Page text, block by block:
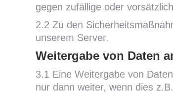
gegen zufällige oder
2.2 Zu den
unserem Server.
Weitergabe von Daten
3.1 Eine Weitergabe von
nur dann weiter, wenn dies